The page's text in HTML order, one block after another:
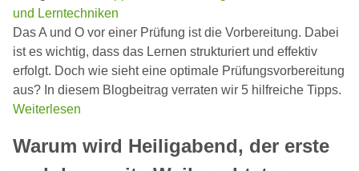
und Lerntechniken
Das A und O vor einer Prüfung ist die Vorbereitung. Dabei
ist es wichtig, dass das Lernen strukturiert und effektiv
erfolgt. Doch wie sieht eine optimale Prüfungsvorbereitung
aus? In diesem Blogbeitrag verraten wir 5 hilfreiche Tipps.
Weiterlesen
Warum wird Heiligabend, der erste